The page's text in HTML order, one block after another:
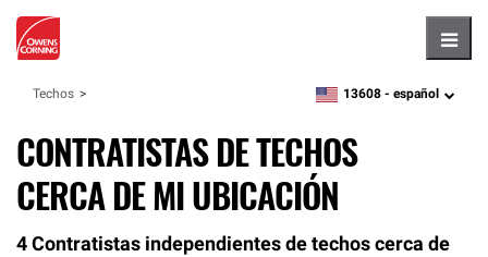
Techos zipcode,language
13608 - español
CONTRATISTAS DE TECHOS
CERCA DE MI UBICACIÓN
4 Contratistas independientes de techos cerca de